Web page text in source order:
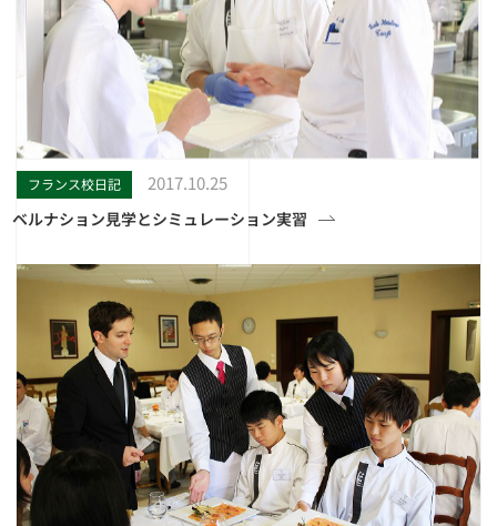
フランス校日記 2017.10.25
ベルナション見学とシミュレーション実習